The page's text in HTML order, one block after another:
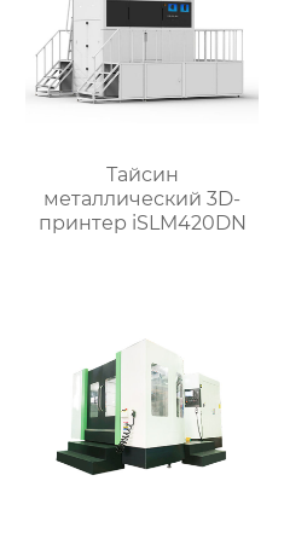
Тайсин
металлический 3D-
принтер iSLM420DN